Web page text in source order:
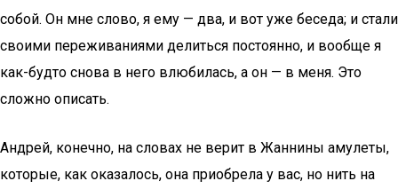
собой. Он мне слово, я ему — два, и вот уже беседа; и стали
своими переживаниями делиться постоянно, и вообще я
как-будто снова в него влюбилась, а он — в меня. Это
сложно описать.
Андрей, конечно, на словах не верит в Жаннины амулеты,
которые, как оказалось, она приобрела у вас, но нить на